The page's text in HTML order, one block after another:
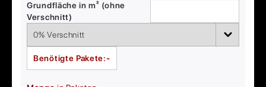
Grundfläche in m² (ohne
Verschnitt)
Benötigte Pakete:-